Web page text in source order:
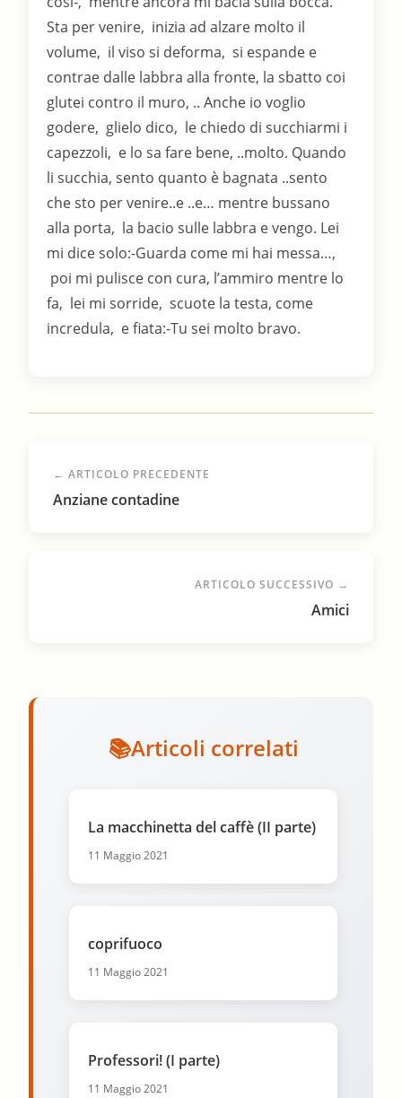
Sta per venire, inizia ad alzare molto il
volume, il viso si deforma, si espande e
contrae dalle labbra alla fronte, la sbatto coi
glutei contro il muro, .. Anche io voglio
godere, glielo dico, le chiedo di succhiarmi i
capezzoli, e lo sa fare bene, ..molto. Quando
li succhia, sento quanto è bagnata ..sento
che sto per venire..e ..e… mentre bussano
alla porta, la bacio sulle labbra e vengo. Lei
mi dice solo:-Guarda come mi hai messa…,
poi mi pulisce con cura, l’ammiro mentre lo
fa, lei mi sorride, scuote la testa, come
incredula, e fiata:-Tu sei molto bravo.
← ARTICOLO PRECEDENTE
Anziane contadine
ARTICOLO SUCCESSIVO →
Amici
Articoli correlati
La macchinetta del caffè (II parte)
11 Maggio 2021
coprifuoco
11 Maggio 2021
Professori! (I parte)
11 Maggio 2021